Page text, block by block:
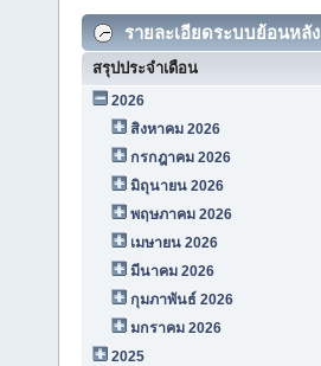
รายละเอียดระบบย้อนหลัง
สรุปประจำเดือน
2026
สิงหาคม 2026
กรกฎาคม 2026
มิถุนายน 2026
พฤษภาคม 2026
เมษายน 2026
มีนาคม 2026
กุมภาพันธ์ 2026
มกราคม 2026
2025